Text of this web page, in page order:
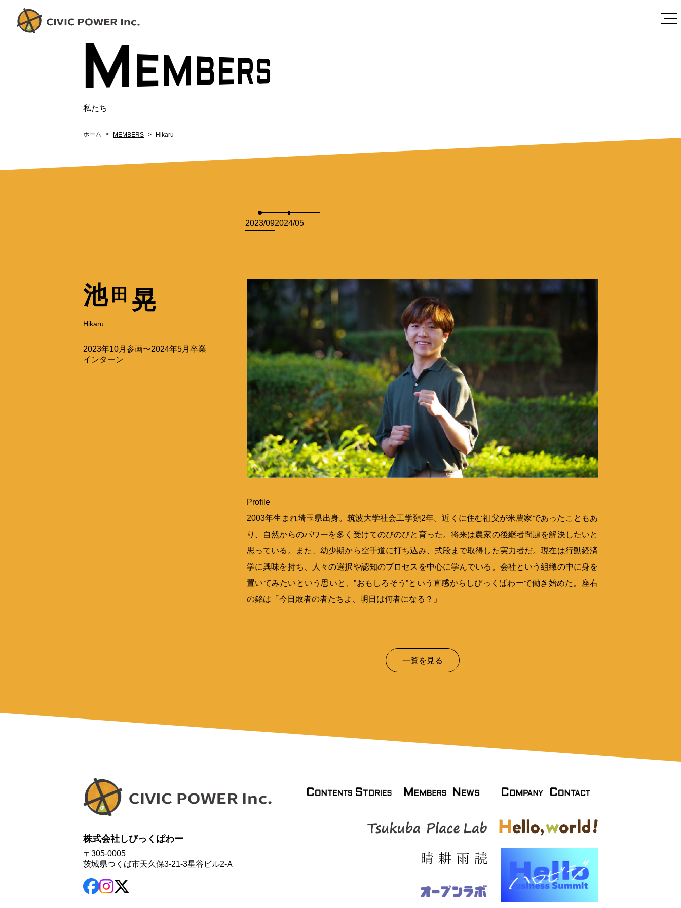
MEM
BERS
私たち
ホーム MEMBERS Hikaru
2023/092024/05
池 田 晃
Hikaru
2023年10月参画〜2024年5月卒業
インターン
Profile
2003年生まれ埼玉県出身。筑波大学社会工学類2年。近くに住む祖父が米農家であったこともあ
り、自然からのパワーを多く受けてのびのびと育った。将来は農家の後継者問題を解決したいと
思っている。また、幼少期から空手道に打ち込み、弍段まで取得した実力者だ。現在は行動経済
学に興味を持ち、人々の選択や認知のプロセスを中心に学んでいる。会社という組織の中に身を
置いてみたいという思いと、”おもしろそう”という直感からしびっくぱわーで働き始めた。座右
の銘は「今日敗者の者たちよ、明日は何者になる？」
一覧を見る
株式会社しびっくぱわー
〒305-0005
茨城県つくば市天久保3-21-3星谷ビル2-A
CONTENTS STORIES MEMBERS NEWS COMPANY CONTACT